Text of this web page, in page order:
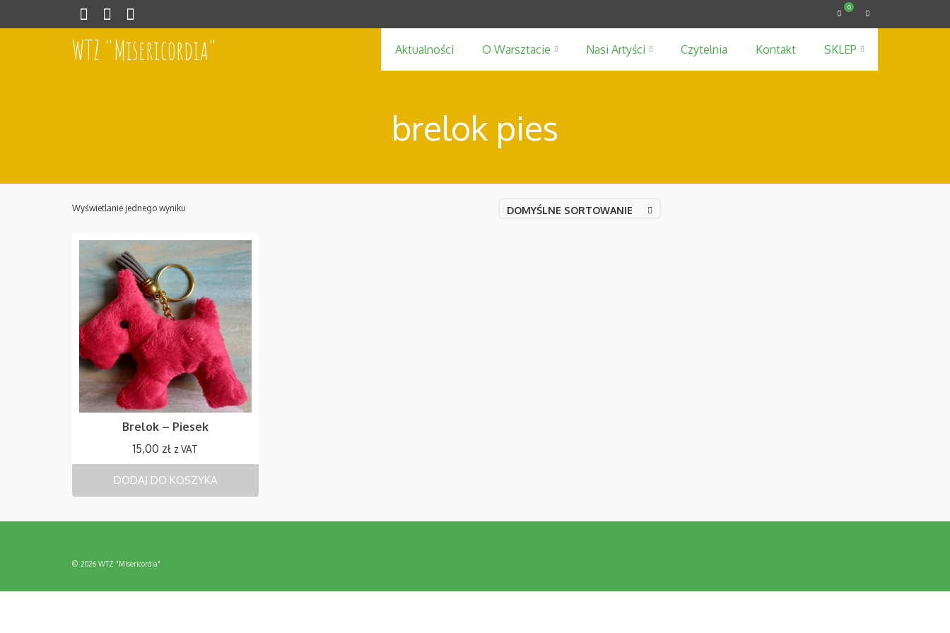
0
WTZ "Misericordia" Aktualności O Warsztacie Nasi Artyści Czytelnia Kontakt SKLEP
brelok pies
Wyświetlanie jednego wyniku DOMYŚLNE SORTOWANIE
Brelok – Piesek
15,00 zł z VAT
DODAJ DO KOSZYKA
© 2026 WTZ "Misericordia"